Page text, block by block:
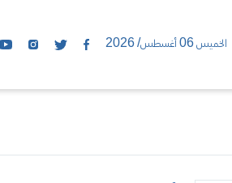
الخميس 06 أغسطس/ 2026